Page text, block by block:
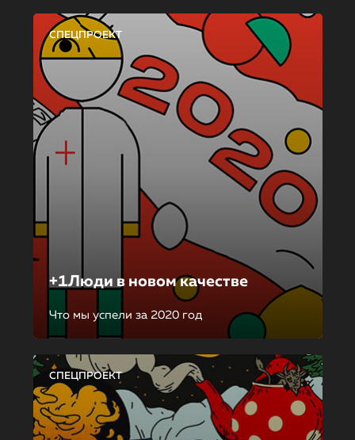
СПЕЦПРОЕКТ
+1Люди в новом качестве
Что мы успели за 2020 год
СПЕЦПРОЕКТ